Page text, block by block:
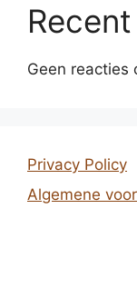
Geen reacties
Privacy Policy
Algemene